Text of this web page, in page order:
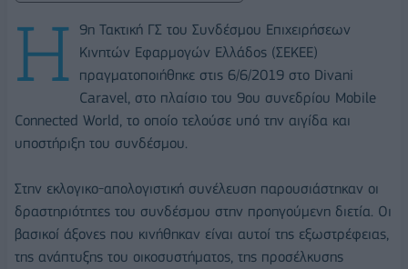
Η
9η Τακτική ΓΣ του Συνδέσμου Επιχειρήσεων
Κινητών Εφαρμογών Ελλάδος (ΣΕΚΕΕ)
πραγματοποιήθηκε στις 6/6/2019 στο Divani
Caravel, στο πλαίσιο του 9ου συνεδρίου Mobile
Connected World, το οποίο τελούσε υπό την αιγίδα και
υποστήριξη του συνδέσμου.
Στην εκλογικο-απολογιστική συνέλευση παρουσιάστηκαν οι
δραστηριότητες του συνδέσμου στην προηγούμενη διετία. Οι
βασικοί άξονες που κινήθηκαν είναι αυτοί της εξωστρέφειας,
της ανάπτυξης του οικοσυστήματος, της προσέλκυσης